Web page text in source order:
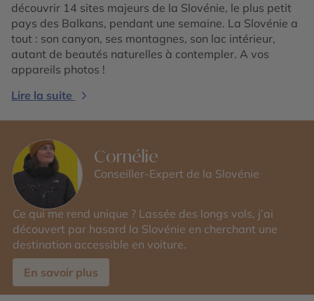
découvrir 14 sites majeurs de la Slovénie, le plus petit
pays des Balkans, pendant une semaine. La Slovénie a
tout : son canyon, ses montagnes, son lac intérieur,
autant de beautés naturelles à contempler. A vos
appareils photos !
Lire la suite
Cornélie
Conseiller-Expert de la Slovénie
Ce qui me rend unique ? Lassée des longs vols, j’ai
découvert par hasard la Slovénie en cherchant une
destination accessible en voiture.
En savoir plus